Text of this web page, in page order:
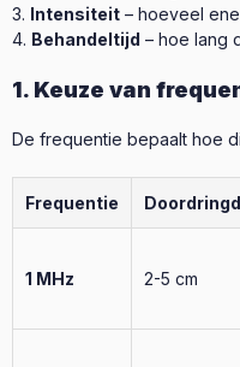
Intensiteit – hoeveel
Behandeltijd – hoe lang
1. Keuze van
De frequentie bepaalt hoe
Frequentie
1 MHz 2-5 cm